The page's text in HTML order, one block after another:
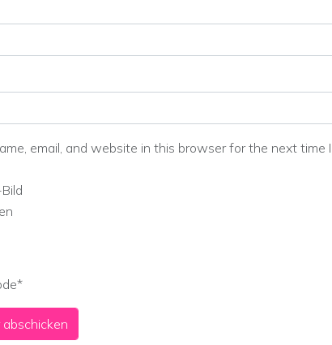
email, and website in this browser for the next time
*